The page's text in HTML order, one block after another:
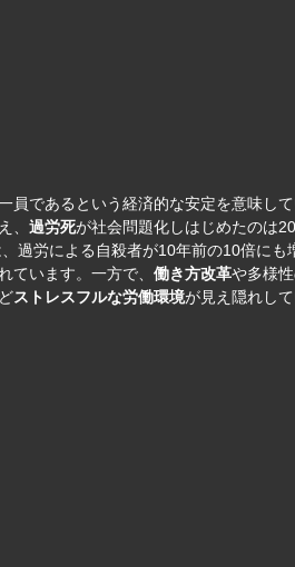
であるという経済的な安定を意味して
、過労死が社会問題化しはじめたのは
過労による自殺者が10年前の10倍にも
ています。一方で、働き方改革や多様
ストレスフルな労働環境が見え隠れして